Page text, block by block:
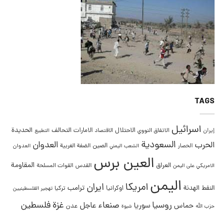
TAGS
إيران اسرائيل الاتفاق النووي الاحتلال الاقتصاد الامارات التحالف التطبيع الحديدة
الحرب الحصار السعودية الشعب اليمني الصين الضفة الغربية العدوان العدوان
الامريكي على اليمن العراق العين برس القدس القوات المسلحة المقاومة
النفط الهدنة اليمنامريكا اوكرانيا ايران ترامب تركيا تهجير الفلسطينيين
حزب الله حماس روسيا سوريا شبوة صنعاء عاجل عدن غزةفلسطين